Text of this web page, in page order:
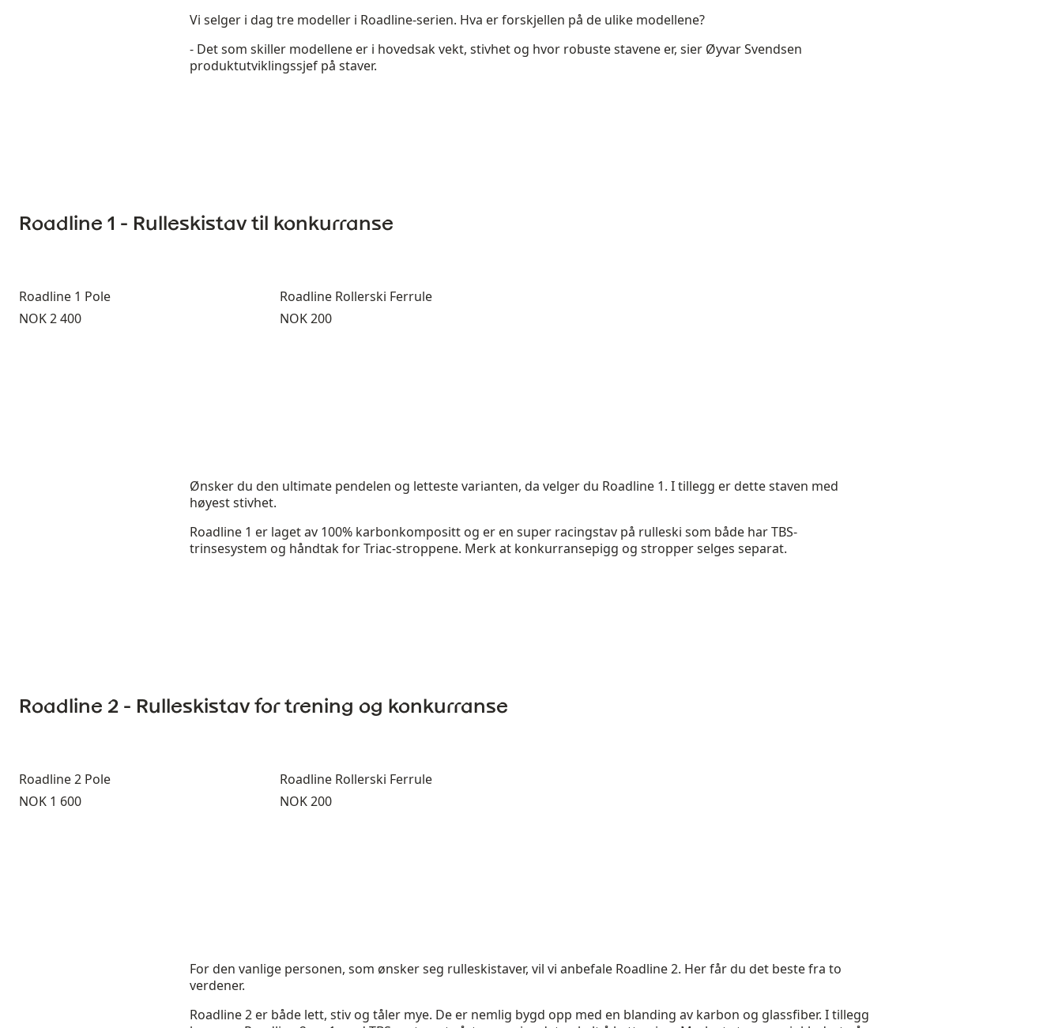
Vi selger i dag tre modeller i Roadline-serien. Hva er forskjellen på de ulike modellene?
- Det som skiller modellene er i hovedsak vekt, stivhet og hvor robuste stavene er, sier Øyvar Svendsen
produktutviklingssjef på staver.
Roadline 1 - Rulleskistav til konkurranse
Roadline 1 Pole
Pris:
NOK 2 400
Roadline Rollerski Ferrule
Pris:
NOK 200
Ønsker du den ultimate pendelen og letteste varianten, da velger du Roadline 1. I tillegg er dette staven med
høyest stivhet.
Roadline 1 er laget av 100% karbonkompositt og er en super racingstav på rulleski som både har TBS-
trinsesystem og håndtak for Triac-stroppene. Merk at konkurransepigg og stropper selges separat.
Roadline 2 - Rulleskistav for trening og konkurranse
Roadline 2 Pole
Pris:
NOK 1 600
Roadline Rollerski Ferrule
Pris:
NOK 200
For den vanlige personen, som ønsker seg rulleskistaver, vil vi anbefale Roadline 2. Her får du det beste fra to
verdener.
Roadline 2 er både lett, stiv og tåler mye. De er nemlig bygd opp med en blanding av karbon og glassfiber. I tillegg